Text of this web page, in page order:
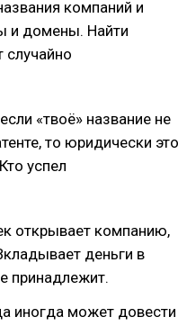
компаний и
и домены. Найти
случайно
«твоё» название не
то юридически это
успел
открывает компанию,
деньги в
принадлежит.
иногда может довести